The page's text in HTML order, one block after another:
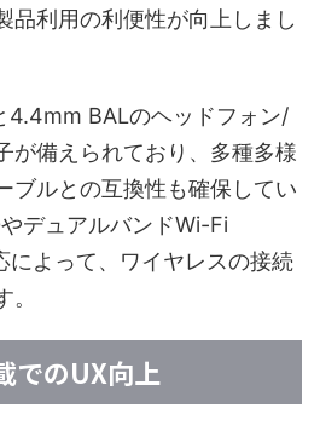
品利用の利便性が向上しまし
4.4mm BALのヘッドフォン/
が備えられており、多種多様
ブルとの互換性も確保してい
デュアルバンドWi-Fi
よって、ワイヤレスの接続
でのUX向上